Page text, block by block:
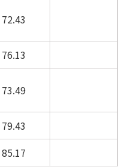
72.43
76.13
73.49
79.43
85.17